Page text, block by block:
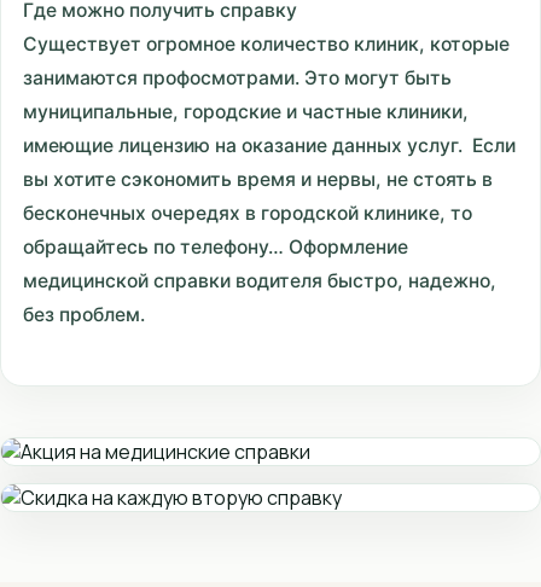
Где можно получить справку
Существует огромное количество клиник, которые
занимаются профосмотрами. Это могут быть
муниципальные, городские и частные клиники,
имеющие лицензию на оказание данных услуг. Если
вы хотите сэкономить время и нервы, не стоять в
бесконечных очередях в городской клинике, то
обращайтесь по телефону… Оформление
медицинской справки водителя быстро, надежно,
без проблем.